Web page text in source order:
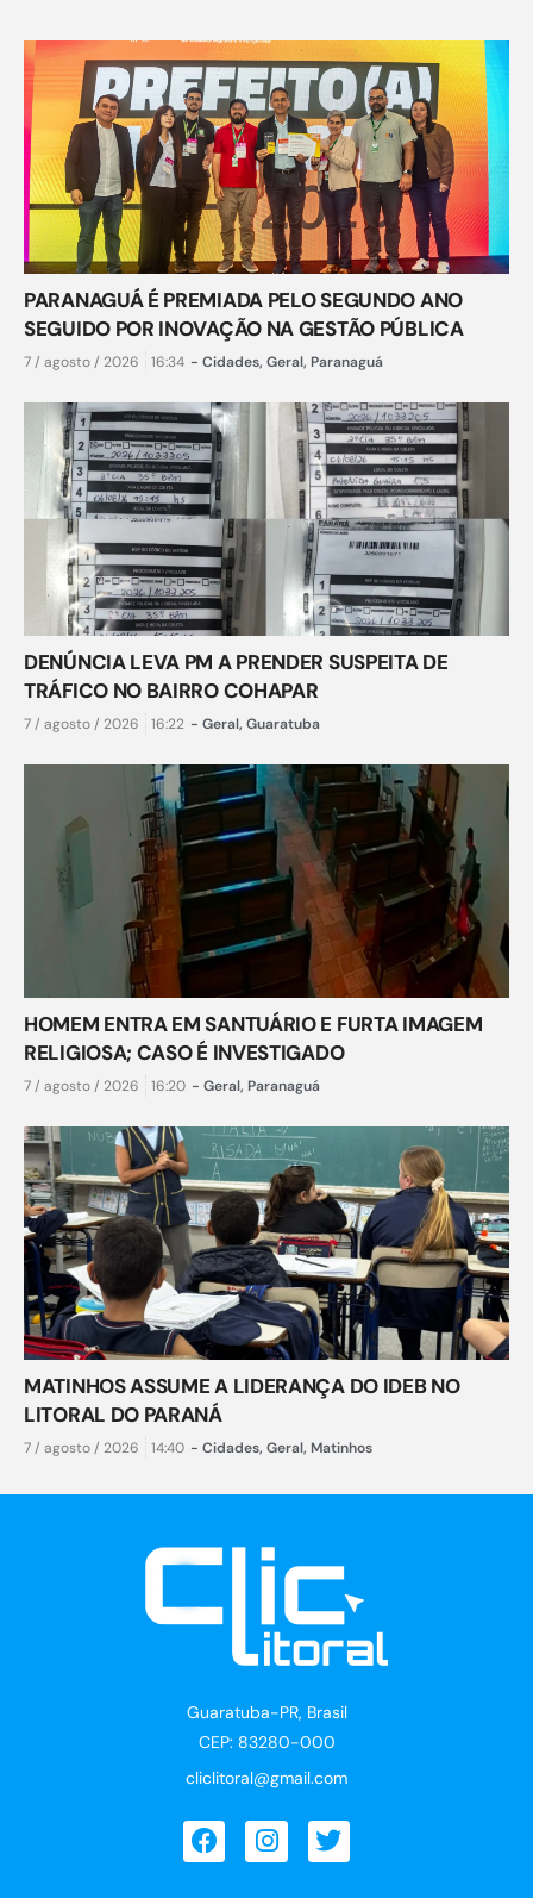
PARANAGUÁ É PREMIADA PELO SEGUNDO ANO
SEGUIDO POR INOVAÇÃO NA GESTÃO PÚBLICA
7 / agosto / 2026 16:34 - Cidades, Geral, Paranaguá
DENÚNCIA LEVA PM A PRENDER SUSPEITA DE
TRÁFICO NO BAIRRO COHAPAR
7 / agosto / 2026 16:22 - Geral, Guaratuba
HOMEM ENTRA EM SANTUÁRIO E FURTA IMAGEM
RELIGIOSA; CASO É INVESTIGADO
7 / agosto / 2026 16:20 - Geral, Paranaguá
MATINHOS ASSUME A LIDERANÇA DO IDEB NO
LITORAL DO PARANÁ
7 / agosto / 2026 14:40 - Cidades, Geral, Matinhos
Guaratuba-PR, Brasil
CEP: 83280-000
cliclitoral@gmail.com